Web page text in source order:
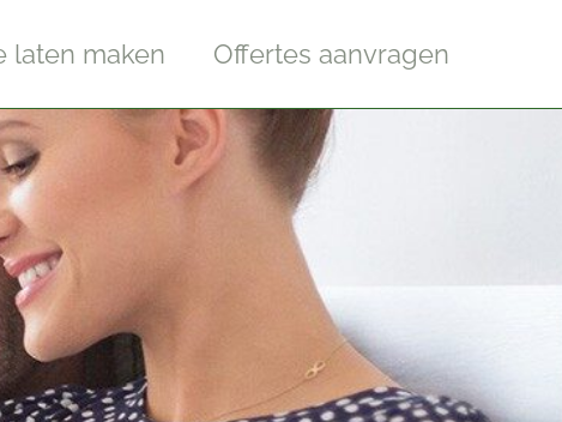
laten maken Offertes aanvragen